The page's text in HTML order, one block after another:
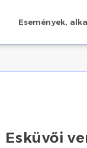
Események,
Esküvői